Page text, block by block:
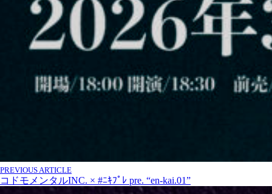
PREVIOUS ARTICLE
コドモメンタルINC. × #ﾆｷﾌﾟﾚ pre. “en-kai.01”